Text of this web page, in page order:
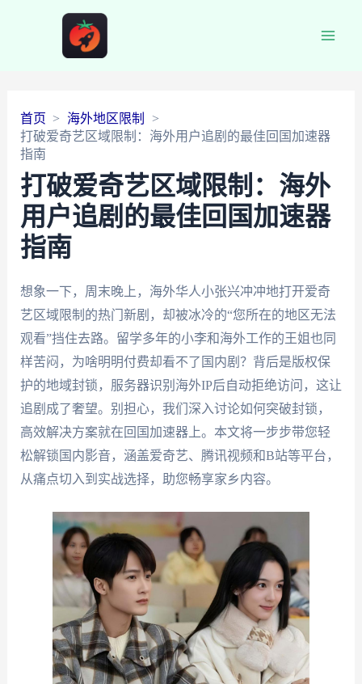
首页
海外地区限制
打破爱奇艺区域限制：海外用户追剧的最佳回国加速器
指南
打破爱奇艺区域限制：海外
用户追剧的最佳回国加速器
指南
想象一下，周末晚上，海外华人小张兴冲冲地打开爱奇
艺区域限制的热门新剧，却被冰冷的“您所在的地区无法
观看”挡住去路。留学多年的小李和海外工作的王姐也同
样苦闷，为啥明明付费却看不了国内剧？背后是版权保
护的地域封锁，服务器识别海外IP后自动拒绝访问，这让
追剧成了奢望。别担心，我们深入讨论如何突破封锁，
高效解决方案就在回国加速器上。本文将一步步带您轻
松解锁国内影音，涵盖爱奇艺、腾讯视频和B站等平台，
从痛点切入到实战选择，助您畅享家乡内容。